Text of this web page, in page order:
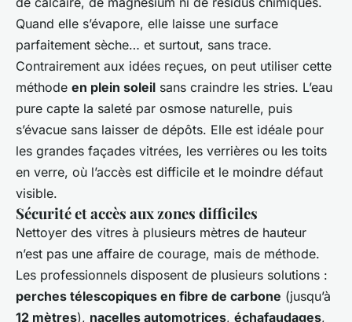
Quand elle s’évapore, elle laisse une surface
parfaitement sèche… et surtout, sans trace.
Contrairement aux idées reçues, on peut utiliser cette
méthode en plein soleil sans craindre les stries. L’eau
pure capte la saleté par osmose naturelle, puis
s’évacue sans laisser de dépôts. Elle est idéale pour
les grandes façades vitrées, les verrières ou les toits
en verre, où l’accès est difficile et le moindre défaut
visible.
Sécurité et accès aux zones difficiles
Nettoyer des vitres à plusieurs mètres de hauteur
n’est pas une affaire de courage, mais de méthode.
Les professionnels disposent de plusieurs solutions :
perches télescopiques en fibre de carbone (jusqu’à
12 mètres), nacelles automotrices, échafaudages,